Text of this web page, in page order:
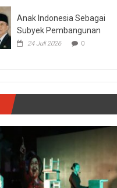
Anak Indonesia Sebagai
Subyek Pembangunan
24 Juli 2026 0